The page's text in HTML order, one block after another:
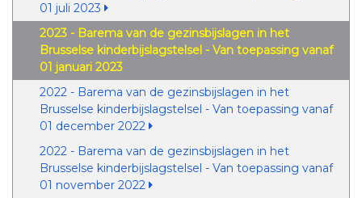
01 juli 2023
2023 - Barema van de gezinsbijslagen in het
Brusselse kinderbijslagstelsel - Van toepassing vanaf
01 januari 2023
2022 - Barema van de gezinsbijslagen in het
Brusselse kinderbijslagstelsel - Van toepassing vanaf
01 december 2022
2022 - Barema van de gezinsbijslagen in het
Brusselse kinderbijslagstelsel - Van toepassing vanaf
01 november 2022